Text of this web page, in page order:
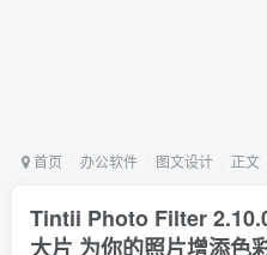
首页 办公软件 图文设计 正文
Tintii Photo Filter
大片 为你的照片增添色